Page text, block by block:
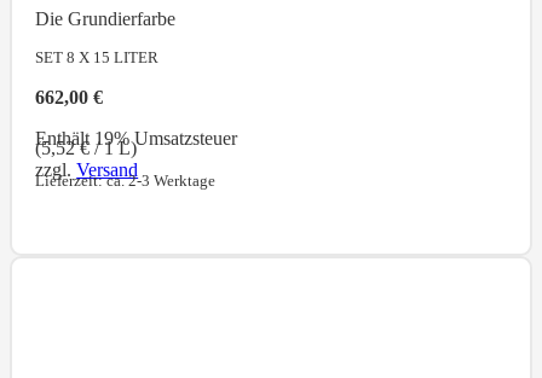
Die Grundierfarbe
SET 8 X 15 LITER
662,00€
Enthält 19% Umsatzsteuer
(5,52€/ 1 L)
zzgl.Versand
Lieferzeit: ca. 2-3 Werktage